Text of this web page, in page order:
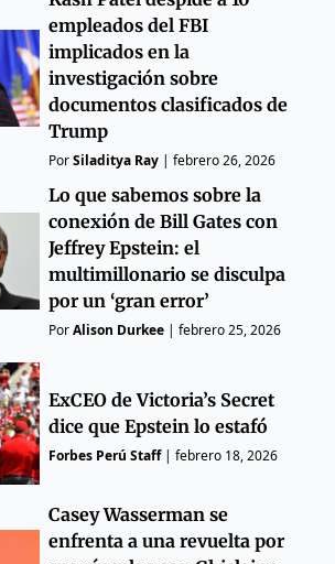
empleados del FBI
implicados en la
investigación sobre
documentos clasificados de
Trump
PorSiladitya Ray |febrero 26, 2026
Lo que sabemos sobre la
conexión de Bill Gates con
Jeffrey Epstein: el
multimillonario se disculpa
por un ‘gran error’
PorAlison Durkee |febrero 25, 2026
ExCEO de Victoria’s Secret
dice que Epstein lo estafó
Forbes Perú Staff|febrero 18, 2026
Casey Wasserman se
enfrenta a una revuelta por